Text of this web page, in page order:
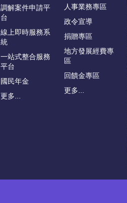
調解案件申請平
台
線上即時服務系
統
一站式整合服務
平台
國民年金
更多...
人事業務專區
政令宣導
捐贈專區
地方發展經費專
區
回饋金專區
更多...